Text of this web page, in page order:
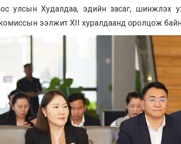
улсын Худалдаа, эдийн засаг, шинжлэх
ээлжит XII хуралдаанд оролцож